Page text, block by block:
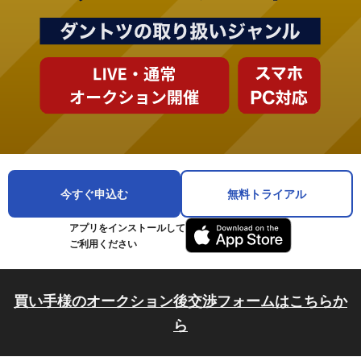
今すぐ申込む 無料トライアル
アプリをインストールして
ご利用ください
買い手様のオークション後交渉フォームはこちらか
ら